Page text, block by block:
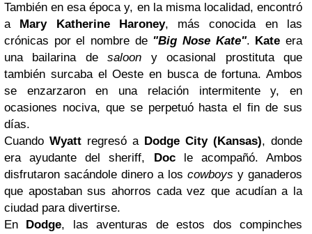
También en esa época y, en la misma localidad, encontró
a
Mary Katherine Haroney, más conocida en las
crónicas por el nombre de "Big Nose Kate". Kate era
una bailarina desaloon y ocasional prostituta que
también surcaba el Oeste en busca de fortuna. Ambos
se enzarzaron en una relación intermitente y, en
ocasiones nociva, que se perpetuó hasta el fin de sus
días.
Cuando Wyatt regresó a Dodge City (Kansas), donde
era ayudante del sheriff,
Docle acompañó. Ambos
disfrutaron sacándole dinero a los cowboys y ganaderos
que apostaban sus ahorros cada vez que acudían a la
ciudad para divertirse.
En
Dodge, las aventuras de estos dos compinches